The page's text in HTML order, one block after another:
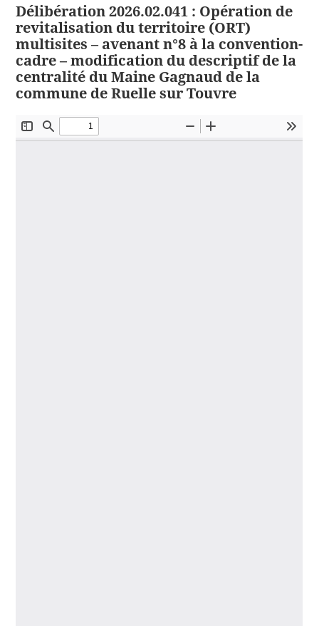
Délibération 2026.02.041 : Opération de
revitalisation du territoire (ORT)
multisites – avenant n°8 à la convention-
cadre – modification du descriptif de la
centralité du Maine Gagnaud de la
commune de Ruelle sur Touvre